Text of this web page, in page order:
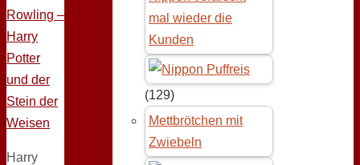
Harry
mal wieder die
Kunden
(129)
Mettbrötchen mit
Zwiebeln